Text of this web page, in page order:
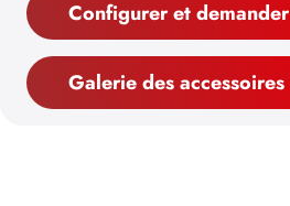
Configurer et demander
Galerie des accessoires